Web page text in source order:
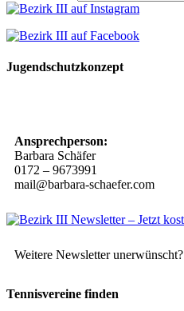
Jugendschutzkonzept
Ansprechperson:
Barbara Schäfer
0172 – 9673991
mail@barbara-schaefer.com
Weitere Newsletter unerwünscht?
Tennisvereine finden